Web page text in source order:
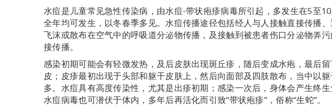
水痘是儿童常见急性传染病，由水痘-带状疱疹病毒所引起，多发生在5至10
全年均可发生，以冬春季多见。水痘传播途径包括经人与人接触直接传播
飞沫或散布在空气中的呼吸道分泌物传播，及接触到被患者伤口分泌物弄
接传播。
感染初期可能会有轻微发热，及后皮肤出现斑丘疹，随后变成水疱，最后
皮；皮疹最初出现于头部和躯干皮肤上，然后向面部及四肢散布，当中以
多。水痘具有高度传染性，尤其是出疹初期；感染一次后，身体会产生终
水痘病毒也可潜伏于体内，多年后再活化而引致“带状疱疹”，俗称“生蛇”。